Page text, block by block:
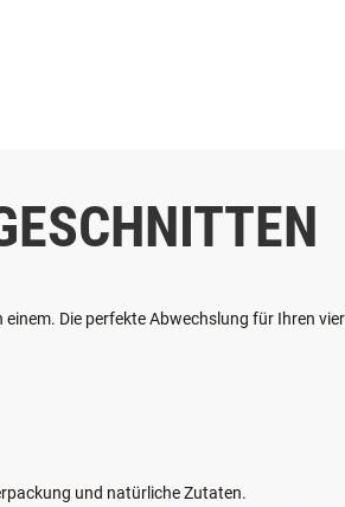
Die perfekte Abwechslung für Ihren
und natürliche Zutaten.